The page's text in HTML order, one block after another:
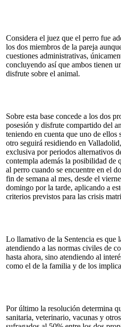
Considera el juez que el perro fue
los dos miembros de la pareja
cuestiones administrativas,
concluyendo así que ambos tienen
disfrute sobre el animal.
Sobre esta base concede a los dos
posesión y disfrute compartido del
teniendo en cuenta que uno de
otro seguirá residiendo en
exclusiva por periodos alternativos
contempla además la posibilidad de
al perro cuando se encuentre en el
fin de semana al mes, desde el
domingo por la tarde, aplicando a
criterios previstos para las crisis
Lo llamativo de la Sentencia es que
atendiendo a las normas civiles de
hasta ahora, sino atendiendo al
como el de la familia y de los
Por último la resolución determina
sanitaria, veterinario, vacunas y